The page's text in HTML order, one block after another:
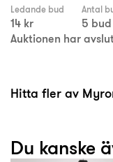
Ledande bud
14 kr
Antal
5 bud
Auktionen har
Hitta fler av
Du kanske